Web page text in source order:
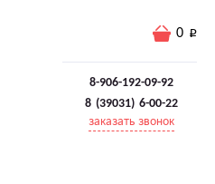
8-906-192-09-92
8 (39031) 6-00-22
заказать звонок
0